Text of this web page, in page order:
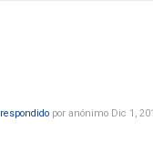
respondido por anónimo Dic 1,